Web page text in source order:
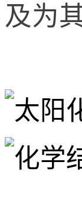
及为